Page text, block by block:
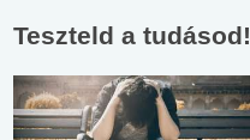
Teszteld a tudásod!